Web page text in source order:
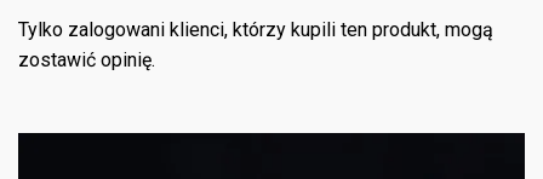
Tylko zalogowani klienci, którzy kupili ten produkt, mogą
zostawić opinię.